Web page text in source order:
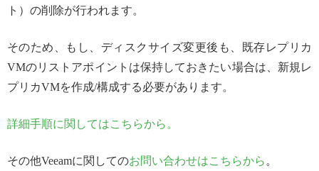
ト）の削除が行われます。
そのため、もし、ディスクサイズ変更後も、既存レプリカ
VMのリストアポイントは保持しておきたい場合は、新規レ
プリカVMを作成/構成する必要があります。
詳細手順に関してはこちらから。
その他Veeamに関してのお問い合わせはこちらから 。